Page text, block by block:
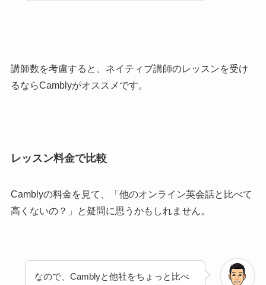
講師数を考慮すると、ネイティブ講師のレッスンを受け
るならCamblyがオススメです。
レッスン料金で比較
Camblyの料金を見て、「他のオンライン英会話と比べて
高くないの？」と疑問に思うかもしれません。
なので、Camblyと他社をちょっと比べ